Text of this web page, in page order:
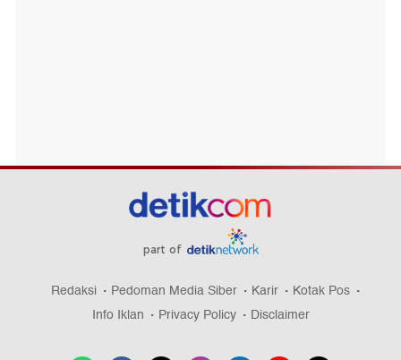
part of
Redaksi Pedoman Media Siber Karir
Kotak Pos
Info Iklan
Privacy Policy Disclaimer